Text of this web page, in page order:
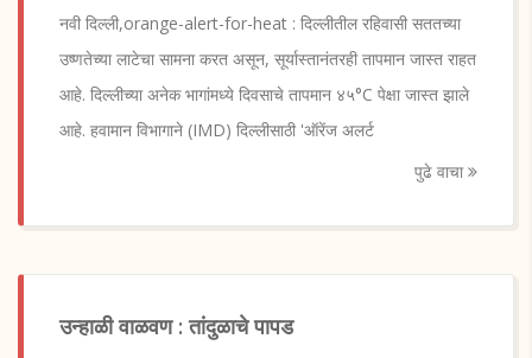
नवी दिल्ली,orange-alert-for-heat : दिल्लीतील रहिवासी सततच्या
उष्णतेच्या लाटेचा सामना करत असून, सूर्यास्तानंतरही तापमान जास्त राहत
आहे. दिल्लीच्या अनेक भागांमध्ये दिवसाचे तापमान ४५°C पेक्षा जास्त झाले
आहे. हवामान विभागाने (IMD) दिल्लीसाठी 'ऑरेंज अलर्ट
पुढे वाचा
उन्हाळी वाळवण : तांदुळाचे पापड